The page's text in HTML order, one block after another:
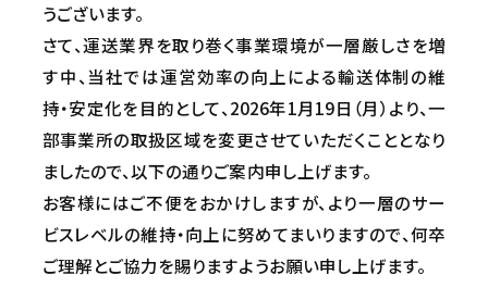
引越事業
コンテナ輸送
国際輸送
車両整備
3PL事業
事例紹介
空き倉庫情報
甲信越地区
東海地区
北陸地区
関西地区
会社情報TOP
トップメッセージ
会社概要
ビジョン
役員一覧
沿革
採用情報
新卒採用
中途採用
CSR
CSR TOP
環境
安全
社会
ニュース
お問い合わせ
うございます。
さて、運送業界を取り巻く事業環境が一層厳しさを増
す中、当社では運営効率の向上による輸送体制の維
持・安定化を目的として、2026年1月19日（月）より、一
部事業所の取扱区域を変更させていただくこととなり
ましたので、以下の通りご案内申し上げます。
お客様にはご不便をおかけしますが、より一層のサー
ビスレベルの維持・向上に努めてまいりますので、何卒
ご理解とご協力を賜りますようお願い申し上げます。